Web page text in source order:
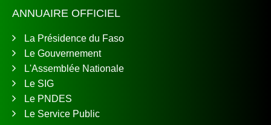
ANNUAIRE OFFICIEL
La Présidence du Faso
Le Gouvernement
L'Assemblée Nationale
Le SIG
Le PNDES
Le Service Public